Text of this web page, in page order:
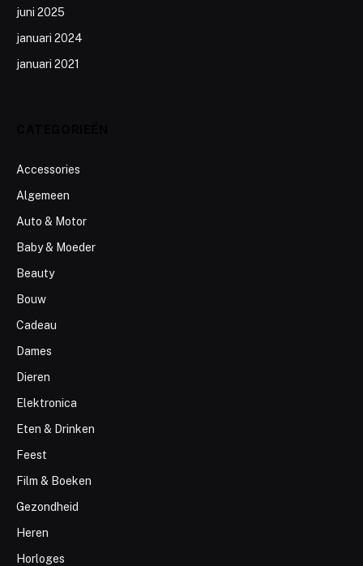
juni 2025
januari 2024
januari 2021
Accessories
Algemeen
Auto & Motor
Baby & Moeder
Beauty
Bouw
Cadeau
Dames
Dieren
Elektronica
Eten & Drinken
Feest
Film & Boeken
Gezondheid
Heren
Horloges